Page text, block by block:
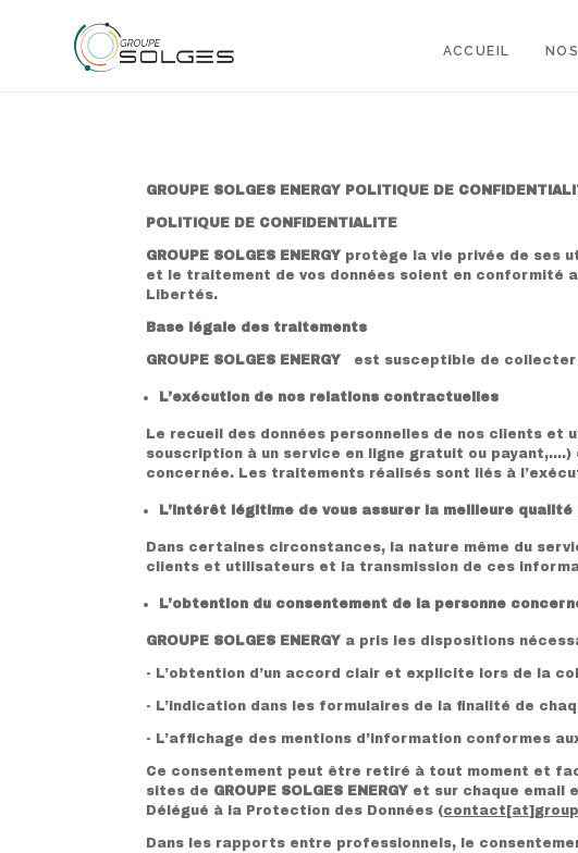
ACCUEIL
GROUPE SOLGES ENERGY POLITIQUE DE
POLITIQUE DE CONFIDENTIALITE
GROUPE SOLGES ENERGY protège la vie privée de ses
et le traitement de vos données soient en conformité
Libertés.
Base légale des traitements
GROUPE SOLGES ENERGY est susceptible de collecter
L’exécution de nos relations contractuelles
Le recueil des données personnelles de nos clients
souscription à un service en ligne gratuit ou
concernée. Les traitements réalisés sont liés à
L’intérêt légitime de vous assurer la meilleure
Dans certaines circonstances, la nature même du
clients et utilisateurs et la transmission de ces
L’obtention du consentement de la personne
GROUPE SOLGES ENERGY a pris les dispositions
- L’obtention d’un accord clair et explicite lors de la
- L’indication dans les formulaires de la finalité de
- L’affichage des mentions d’information conformes
Ce consentement peut être retiré à tout moment et
sites de GROUPE SOLGES ENERGY et sur chaque email
Délégué à la Protection des Données (
Dans les rapports entre professionnels, le